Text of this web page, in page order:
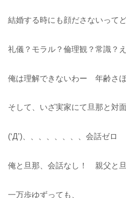
結婚する時にも顔ださないって
礼儀？モラル？倫理観？常識？
俺は理解できないわー 年齢さ
そして、いざ実家にて旦那と対
(‘Д’)、、、、、、、、会話ゼロ
俺と旦那、会話なし！ 親父と旦
一万歩ゆずっても、